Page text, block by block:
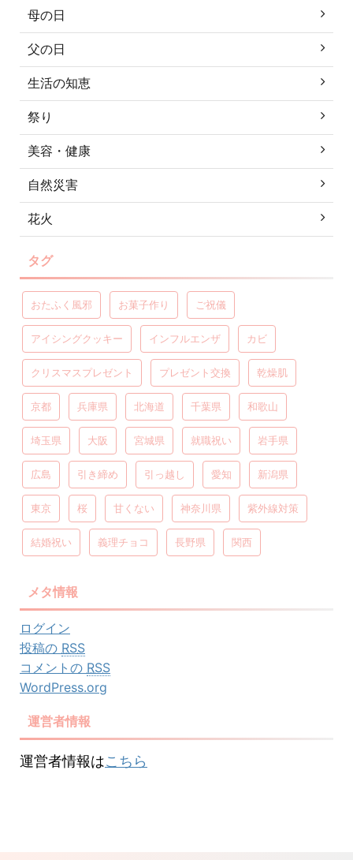
母の日
父の日
生活の知恵
祭り
美容・健康
自然災害
花火
タグ
おたふく風邪 お菓子作り ご祝儀
アイシングクッキー インフルエンザ カビ
クリスマスプレゼント プレゼント交換 乾燥肌
京都 兵庫県 北海道 千葉県 和歌山
埼玉県 大阪 宮城県 就職祝い 岩手県
広島 引き締め 引っ越し 愛知 新潟県
東京 桜 甘くない 神奈川県 紫外線対策
結婚祝い 義理チョコ 長野県 関西
メタ情報
ログイン
投稿の RSS
コメントの RSS
WordPress.org
運営者情報
運営者情報はこちら